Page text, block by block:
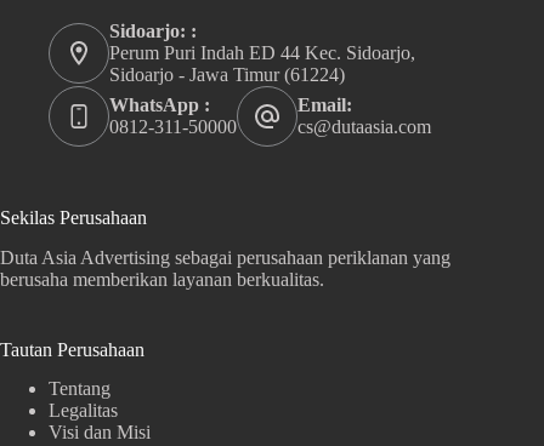
Sidoarjo: :
Perum Puri Indah ED 44 Kec. Sidoarjo,
Sidoarjo - Jawa Timur (61224)
WhatsApp :
0812-311-50000
Email:
cs@dutaasia.com
Sekilas Perusahaan
Duta Asia Advertising sebagai perusahaan periklanan yang
berusaha memberikan layanan berkualitas.
Tautan Perusahaan
Tentang
Legalitas
Visi dan Misi